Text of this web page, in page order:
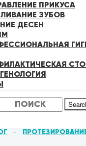
ПРИКУСА
ЗУБОВ
ДЕСЕН
•